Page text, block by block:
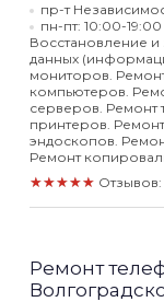
пр-т
пн-пт: 10:00-
Восстановление
данных
мониторов.
компьютеров.
серверов. Ремонт
принтеров.
эндоскопов.
Ремонт
★★★★★ Отзывов:
Ремонт